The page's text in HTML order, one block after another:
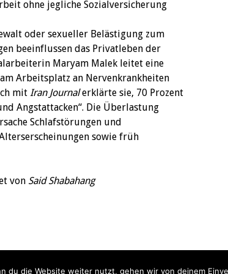
ohne jegliche Sozialversicherung
oder sexueller Belästigung zum
beeinflussen das Privatleben der
Maryam Malek leitet eine
Arbeitsplatz an Nervenkrankheiten
mit Iran Journalerklärte sie, 70 Prozent
Angstattacken“. Die Überlastung
Schlafstörungen und
sowie früh
von Said Shabahang
du die Website weiter nutzt, gehen wir von deinem